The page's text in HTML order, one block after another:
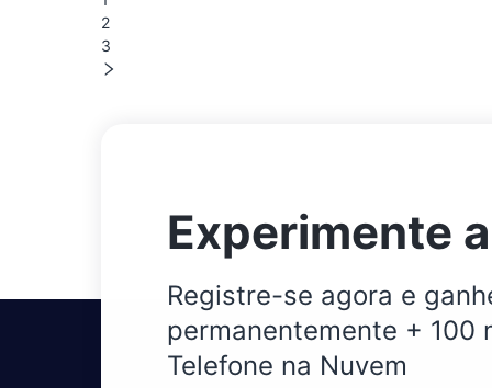
2
3
Experimente
Registre-se agora e
permanentemente + 100
Telefone na Nuvem